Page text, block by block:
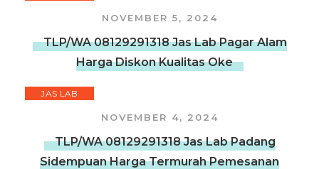
NOVEMBER 5, 2024
TLP/WA 08129291318 Jas Lab Pagar Alam
Harga Diskon Kualitas Oke
JAS LAB
NOVEMBER 4, 2024
TLP/WA 08129291318 Jas Lab Padang
Sidempuan Harga Termurah Pemesanan